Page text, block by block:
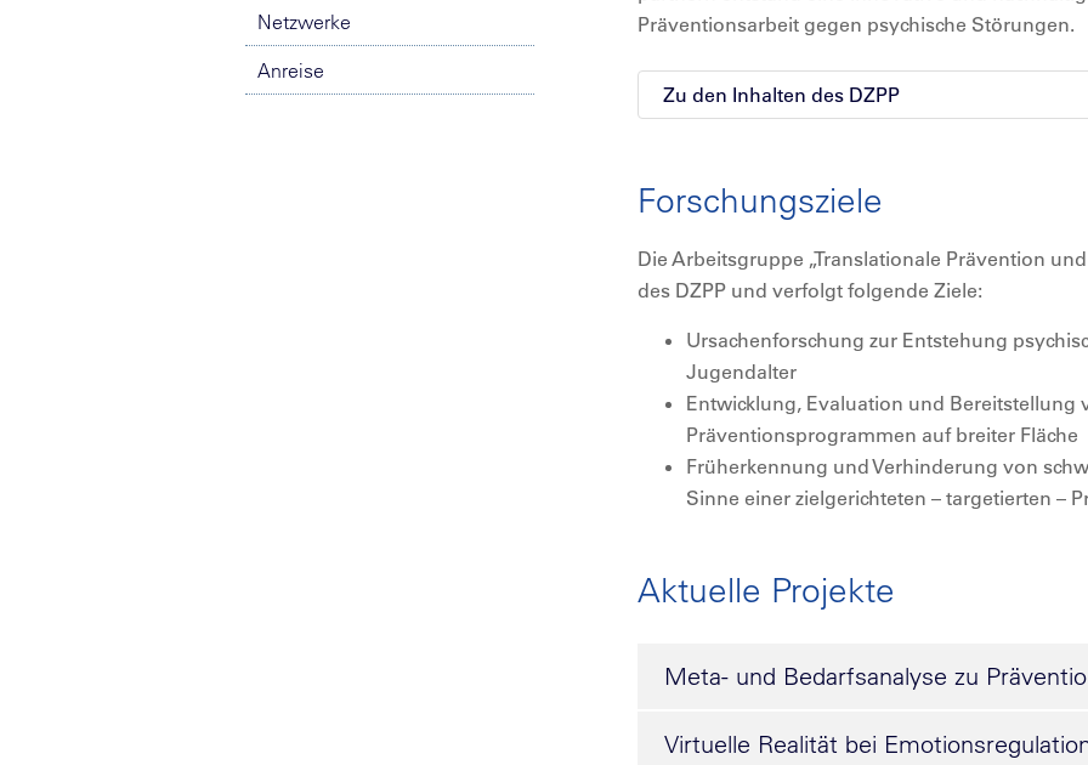
Netzwerke
Anreise
Präventionsarbeit gegen psychische Störungen.
Zu den Inhalten des DZPP
Forschungsziele
Die Arbeitsgruppe „Translationale Prävention
des DZPP und verfolgt folgende Ziele:
Ursachenforschung zur Entstehung
Jugendalter
Entwicklung, Evaluation und Bereitstellung
Präventionsprogrammen auf breiter Fläche
Früherkennung und Verhinderung von
Sinne einer zielgerichteten – targetierten –
Aktuelle Projekte
Meta- und Bedarfsanalyse zu
Virtuelle Realität bei